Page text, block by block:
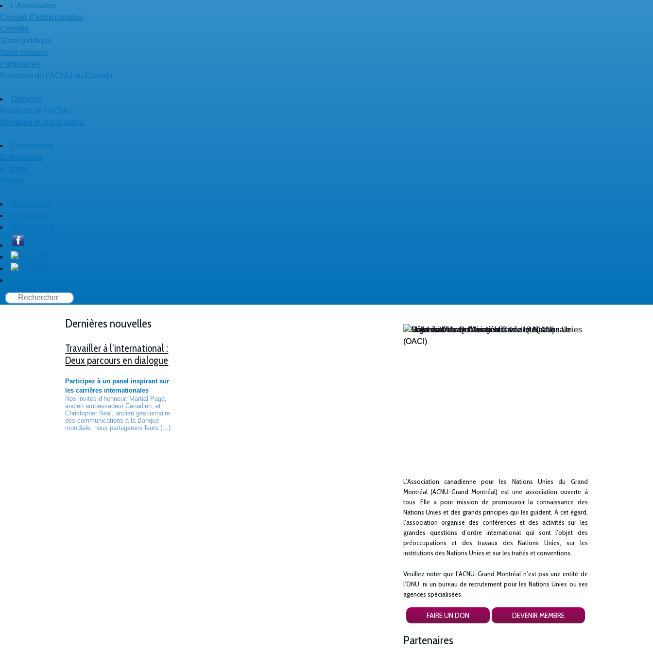
L’Association
Conseil d’administration
Comités
Statut juridique
Notre mission
Partenaires
Branches de l’ACNU au Canada
Opinions
Positions de l’ACNU
Membres et grand public
Événements
Événements
Dernières nouvelles
Travailler à l’international :
Deux parcours en dialogue
Participez à un panel inspirant sur
les carrières internationales
Nos invités d’honneur, Martial Pagé,
ancien ambassadeur Canadien, et
Christopher Neal, ancien gestionnaire
des communications à la Banque
mondiale, nous partagerons leurs (…)
L’Association canadienne pour les Nations Unies du Grand
Montréal (ACNU-Grand Montréal) est une association ouverte à
tous. Elle a pour mission de promouvoir la connaissance des
Nations Unies et des grands principes qui les guident. À cet égard,
l’association organise des conférences et des activités sur les
grandes questions d’ordre international qui sont l’objet des
préoccupations et des travaux des Nations Unies, sur les
institutions des Nations Unies et sur les traités et conventions.
Veuillez noter que l’ACNU-Grand Montréal n’est pas une entité de
l’ONU, ni un bureau de recrutement pour les Nations Unies ou ses
agences spécialisées.
FAIRE UN DON DEVENIR MEMBRE
Partenaires